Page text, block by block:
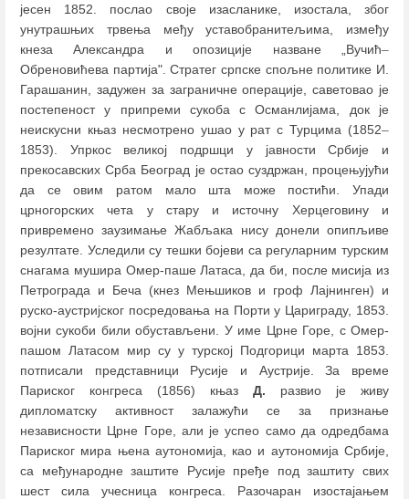
јесен 1852. послао своје изасланике, изостала, због
унутрашњих трвења међу уставобранитељима, између
кнеза Александра и опозиције назване „Вучић–
Обреновићева партија". Стратег српске спољне политике И.
Гарашанин, задужен за заграничне операције, саветовао је
постепеност у припреми сукоба с Османлијама, док је
неискусни књаз несмотрено ушао у рат с Турцима (1852–
1853). Упркос великој подршци у јавности Србије и
прекосавских Срба Београд је остао суздржан, процењујући
да се овим ратом мало шта може постићи. Упади
црногорских чета у стару и источну Херцеговину и
привремено заузимање Жабљака нису донели опипљиве
резултате. Уследили су тешки бојеви са регуларним турским
снагама мушира Омер-паше Латаса, да би, после мисија из
Петрограда и Беча (кнез Мењшиков и гроф Лајнинген) и
руско-аустријског посредовања на Порти у Цариграду, 1853.
војни сукоби били обустављени. У име Црне Горе, с Омер-
пашом Латасом мир су у турској Подгорици марта 1853.
потписали представници Русије и Аустрије. За време
Париског конгреса (1856) књаз Д. развио је живу
дипломатску активност залажући се за признање
независности Црне Горе, али је успео само да одредбама
Париског мира њена аутономија, као и аутономија Србије,
са међународне заштите Русије пређе под заштиту свих
шест сила учесница конгреса. Разочаран изостајањем